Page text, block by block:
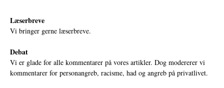
Læserbreve
Vi bringer gerne læserbreve.
Debat
Vi er glade for alle kommentarer på vores artikler. Dog modererer vi
kommentarer for personangreb, racisme, had og angreb på privatlivet.